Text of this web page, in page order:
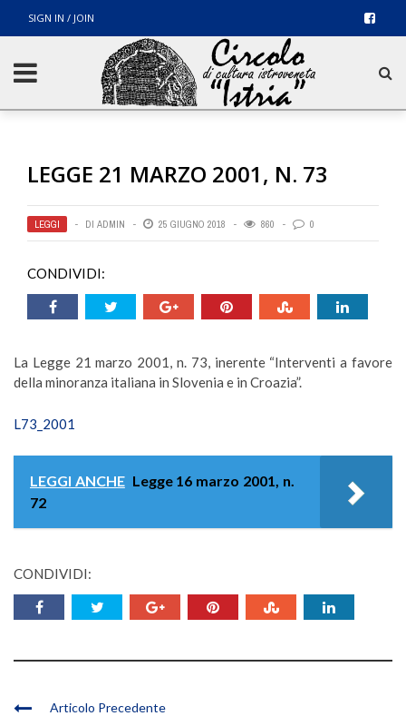
SIGN IN / JOIN
LEGGE 21 MARZO 2001, N. 73
LEGGI DI ADMIN 25 GIUGNO 2018 860 0
CONDIVIDI:
La Legge 21 marzo 2001, n. 73, inerente “Interventi a favore
della minoranza italiana in Slovenia e in Croazia”.
L73_2001
LEGGI ANCHE Legge 16 marzo 2001, n.
72
CONDIVIDI:
Articolo Precedente